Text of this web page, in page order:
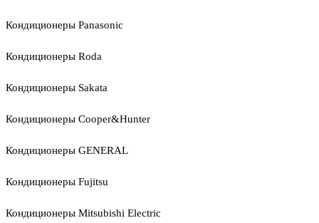
Кондиционеры Panasonic
Кондиционеры Roda
Кондиционеры Sakata
Кондиционеры Cooper&Hunter
Кондиционеры GENERAL
Кондиционеры Fujitsu
Кондиционеры Mitsubishi Electric